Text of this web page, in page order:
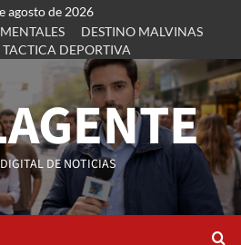
agosto de 2026
DESTINO MALVINAS
TACTICA DEPORTIVA
DE NOTICIAS